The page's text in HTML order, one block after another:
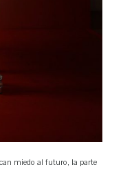
miedo al futuro, la parte